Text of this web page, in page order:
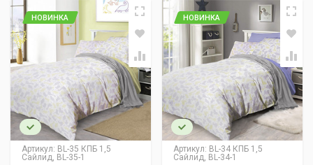
Артикул: BL-35 КПБ 1,5
Сайлид, BL-35-1
НОВИНКА
Артикул: BL-34 КПБ 1,5
Сайлид, BL-34-1
НОВИНКА